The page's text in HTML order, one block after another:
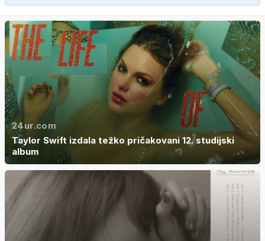
24ur.com
Taylor Swift izdala težko pričakovani 12. studijski
album